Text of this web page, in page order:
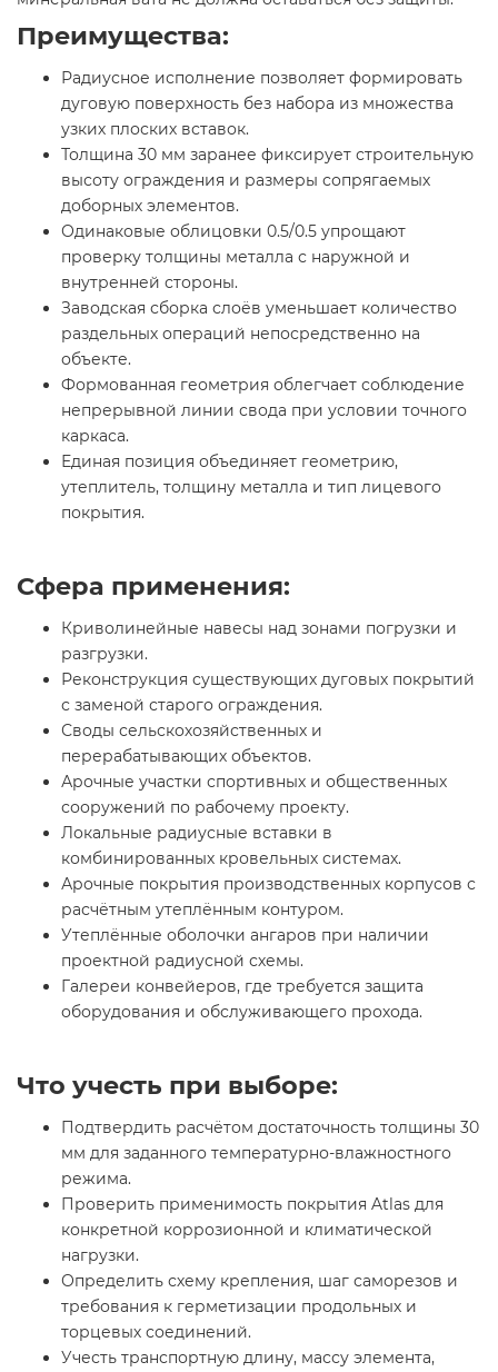
Преимущества:
Радиусное исполнение позволяет формировать
дуговую поверхность без набора из множества
узких плоских вставок.
Толщина 30 мм заранее фиксирует строительную
высоту ограждения и размеры сопрягаемых
доборных элементов.
Одинаковые облицовки 0.5/0.5 упрощают
проверку толщины металла с наружной и
внутренней стороны.
Заводская сборка слоёв уменьшает количество
раздельных операций непосредственно на
объекте.
Формованная геометрия облегчает соблюдение
непрерывной линии свода при условии точного
каркаса.
Единая позиция объединяет геометрию,
утеплитель, толщину металла и тип лицевого
покрытия.
Сфера применения:
Криволинейные навесы над зонами погрузки и
разгрузки.
Реконструкция существующих дуговых покрытий
с заменой старого ограждения.
Своды сельскохозяйственных и
перерабатывающих объектов.
Арочные участки спортивных и общественных
сооружений по рабочему проекту.
Локальные радиусные вставки в
комбинированных кровельных системах.
Арочные покрытия производственных корпусов с
расчётным утеплённым контуром.
Утеплённые оболочки ангаров при наличии
проектной радиусной схемы.
Галереи конвейеров, где требуется защита
оборудования и обслуживающего прохода.
Что учесть при выборе:
Подтвердить расчётом достаточность толщины 30
мм для заданного температурно-влажностного
режима.
Проверить применимость покрытия Atlas для
конкретной коррозионной и климатической
нагрузки.
Определить схему крепления, шаг саморезов и
требования к герметизации продольных и
торцевых соединений.
Учесть транспортную длину, массу элемента,